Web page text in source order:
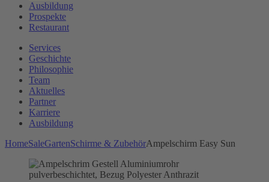
Ausbildung
Prospekte
Restaurant
Services
Geschichte
Philosophie
Team
Aktuelles
Partner
Karriere
Ausbildung
HomeSaleGartenSchirme & ZubehörAmpelschirm Easy Sun